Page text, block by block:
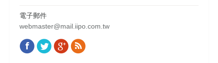
電子郵件
webmaster@mail.iipo.com.tw
Find us on:
Facebook
TwitterGoogle+
Rss